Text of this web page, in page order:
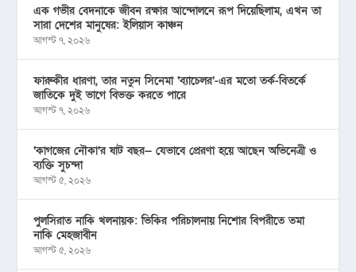
এক গভীর বেদনাকে জীবন রক্ষার আন্দোলনে রূপ দিয়েছিলাম, এখন তা
সারা দেশের মানুষের: ইলিয়াস কাঞ্চন
আগস্ট ৭, ২০২৬
ফারুকীর ধারণা, তার নতুন সিনেমা ‘ব্যাচেলর’-এর মতো তর্ক-বিতর্কে
জাতিকে দুই ভাগে বিভক্ত করতে পারে
আগস্ট ৭, ২০২৬
‘কাগজের নৌকা’র ষাট বছর— যেভাবে প্রেরণা হয়ে আছেন অভিনেত্রী ও
ব্যক্তি সুচন্দা
আগস্ট ৫, ২০২৬
পুলসিরাত নাকি খলনায়ক: ভিকির পরিচালনায় নিশোর বিপরীতে তমা
নাকি মেহজাবীন
আগস্ট ৫, ২০২৬